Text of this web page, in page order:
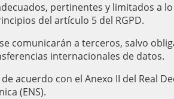
pertinentes y limitados a
del artículo 5 del RGPD.
comunicarán a terceros, salvo
internacionales de datos.
acuerdo con el Anexo II del Real
(ENS).